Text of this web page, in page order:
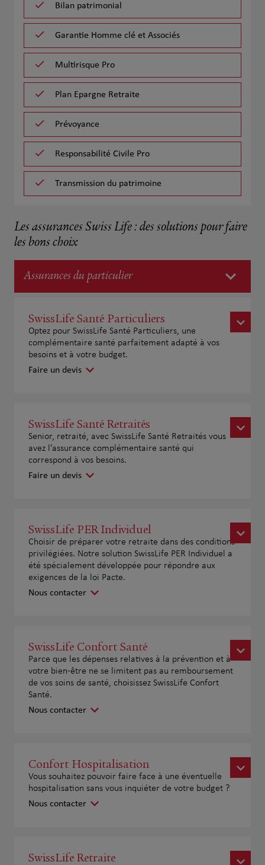
Bilan patrimonial
Garantie Homme clé et Associés
Multirisque Pro
Plan Epargne Retraite
Prévoyance
Responsabilité Civile Pro
Transmission du patrimoine
Les assurances Swiss Life : des solutions pour faire
les bons choix
Assurances du particulier
SwissLife Santé Particuliers
Optez pour SwissLife Santé Particuliers, une
complémentaire santé parfaitement adapté à vos
besoins et à votre budget.
Faire un devis
SwissLife Santé Retraités
Senior, retraité, avec SwissLife Santé Retraités vous
avez l'assurance complémentaire santé qui
correspond à vos besoins.
Faire un devis
SwissLife PER Individuel
Choisir de préparer votre retraite dans des conditions
privilégiées. Notre solution SwissLife PER Individuel a
été spécialement développée pour répondre aux
exigences de la loi Pacte.
Nous contacter
SwissLife Confort Santé
Parce que les dépenses relatives à la prévention et à
votre bien-être ne se limitent pas au remboursement
de vos soins de santé, choisissez SwissLife Confort
Santé.
Nous contacter
Confort Hospitalisation
Vous souhaitez pouvoir faire face à une éventuelle
hospitalisation sans vous inquiéter de votre budget ?
Nous contacter
SwissLife Retraite